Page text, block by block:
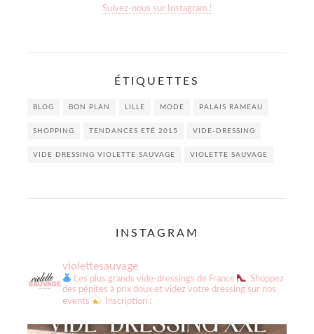
Suivez-nous sur Instagram !
ÉTIQUETTES
BLOG BON PLAN LILLE MODE PALAIS RAMEAU
SHOPPING TENDANCES ETÉ 2015 VIDE-DRESSING
VIDE DRESSING VIOLETTE SAUVAGE VIOLETTE SAUVAGE
INSTAGRAM
violettesauvage
Les plus grands vide-dressings de France
Shoppez
des pépites à prix doux et videz votre dressing sur nos
events
Inscription :